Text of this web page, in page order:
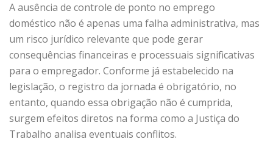
A ausência de controle de ponto no emprego
doméstico não é apenas uma falha administrativa, mas
um risco jurídico relevante que pode gerar
consequências financeiras e processuais significativas
para o empregador. Conforme já estabelecido na
legislação, o registro da jornada é obrigatório, no
entanto, quando essa obrigação não é cumprida,
surgem efeitos diretos na forma como a Justiça do
Trabalho analisa eventuais conflitos.